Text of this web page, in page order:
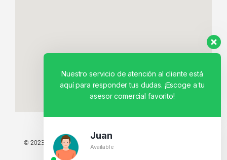
© 2023 TODOS LOS DERECHOS RESERVADOS - TECNIT TU TIENDA
TECNOLÓGICA.
Nuestro servicio de atención al cliente está
aquí para responder tus dudas. ¡Escoge a tu
asesor comercial favorito!
Juan
Available